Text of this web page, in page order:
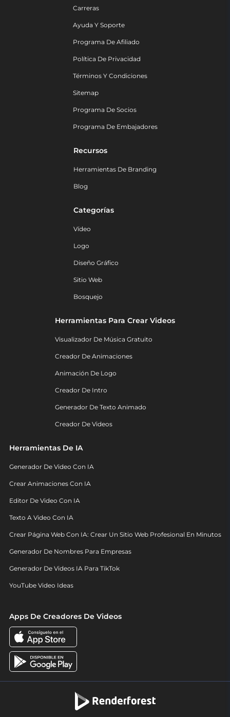
Carreras
Ayuda Y Soporte
Programa De Afiliado
Política De Privacidad
Términos Y Condiciones
Sitemap
Programa De Socios
Programa De Embajadores
Recursos
Herramientas De Branding
Blog
Categorías
Vídeo
Logo
Diseño Gráfico
Sitio Web
Bosquejo
Herramientas Para Crear Videos
Visualizador De Música Gratuito
Creador De Animaciones
Animación De Logo
Creador De Intro
Generador De Texto Animado
Creador De Videos
Herramientas De IA
Generador De Video Con IA
Crear Animaciones Con IA
Editor De Video Con IA
Texto A Video Con IA
Crear Página Web Con IA: Crear Un Sitio Web Profesional En Minutos
Generador De Nombres Para Empresas
Generador De Videos IA Para TikTok
YouTube Video Ideas
Apps De Creadores De Videos